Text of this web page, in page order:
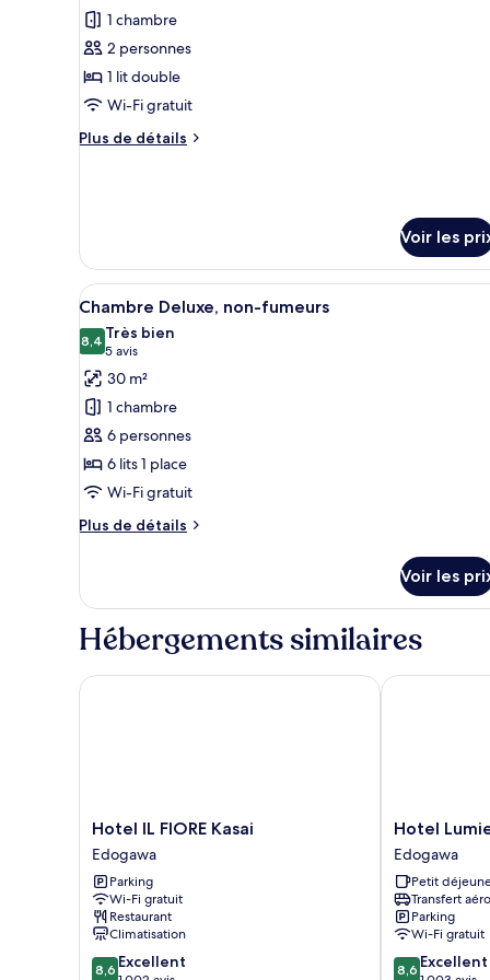
Room
photos
pour
ce
type
de
chambre :
1 chambre
2 personnes
1 lit double
Wi-Fi gratuit
Plus de détails
Plus
de
chambre
Chambre
Double
Voir les
Afficher
toutes
les
photos
pour
ce
type
de
chambre :
Chambre
fumeurs
Une chambre d’hôtel avec
4
Chambre Deluxe, non-fumeurs
8,48,4 sur 10
Très bien
5 avis
(5 avis)
30 m²
1 chambre
6 personnes
6 lits 1 place
Wi-Fi gratuit
Plus de détails
Plus
le
type
de
Chambre
Voir les
Hébergements similaires
Hotel
IL
FIORE
Kasai
Edogawa
Hotel IL FIORE Kasai
Edogawa
Parking
Wi-Fi gratuit
Restaurant
Climatisation
8.6
8,6 Excellent
Hotel IL FIORE Kasai
Hotel
Lumiere
Nishikasai
Edogawa
Hotel
Edogawa
Petit
Transfert
Parking
Wi-Fi gratuit
8.6
8,6 Excellent
Hotel Lumiere